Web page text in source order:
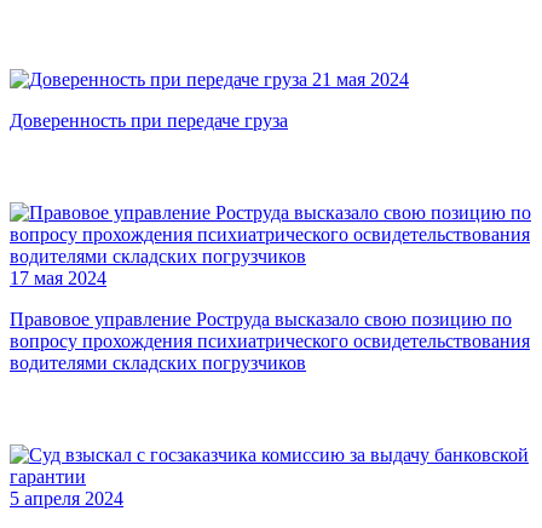
21 мая 2024
Доверенность при передаче груза
17 мая 2024
Правовое управление Роструда высказало свою позицию по
вопросу прохождения психиатрического освидетельствования
водителями складских погрузчиков
5 апреля 2024